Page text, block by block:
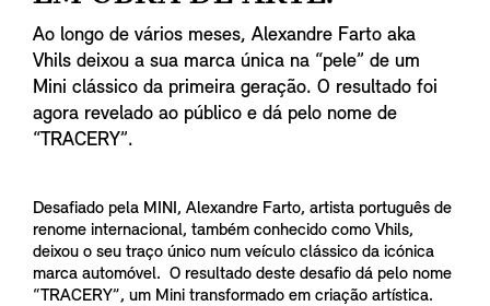
Ao longo de vários meses, Alexandre Farto aka
Vhils deixou a sua marca única na “pele” de um
Mini clássico da primeira geração. O resultado foi
agora revelado ao público e dá pelo nome de
“TRACERY”.
Desafiado pela MINI, Alexandre Farto, artista português de
renome internacional, também conhecido como Vhils,
deixou o seu traço único num veículo clássico da icónica
marca automóvel. O resultado deste desafio dá pelo nome
“TRACERY”, um Mini transformado em criação artística.